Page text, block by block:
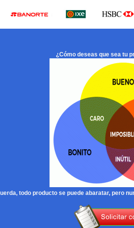
¿Cómo deseas que sea tu
todo producto se puede abaratar, pero